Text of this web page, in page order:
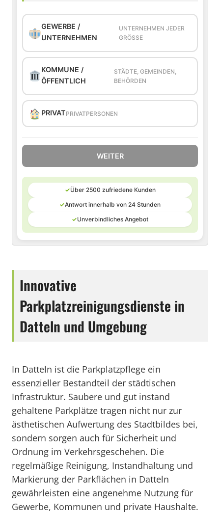
GEWERBE /
UNTERNEHMEN
UNTERNEHMEN JEDER
GRÖSSE
KOMMUNE /
ÖFFENTLICH
STÄDTE, GEMEINDEN,
BEHÖRDEN
PRIVATPRIVATPERSONEN
WEITER
✓Über 2500 zufriedene Kunden
✓Antwort innerhalb von 24 Stunden
✓Unverbindliches Angebot
Innovative
Parkplatzreinigungsdienste in
Datteln und Umgebung
In Datteln ist die Parkplatzpflege ein
essenzieller Bestandteil der städtischen
Infrastruktur. Saubere und gut instand
gehaltene Parkplätze tragen nicht nur zur
ästhetischen Aufwertung des Stadtbildes bei,
sondern sorgen auch für Sicherheit und
Ordnung im Verkehrsgeschehen. Die
regelmäßige Reinigung, Instandhaltung und
Markierung der Parkflächen in Datteln
gewährleisten eine angenehme Nutzung für
Gewerbe, Kommunen und private Haushalte.